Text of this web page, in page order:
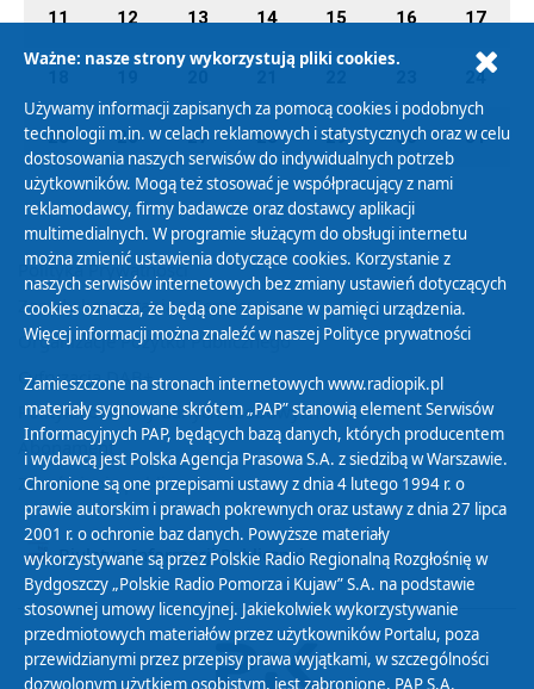
11 12 13 14 15 16 17
24
25 26 27 28 29 30 31
Polityka Prywatności
Zasady korzystania z Serwisu
Organizacje Pożytku Publicznego
Cyfryzacja DAB+
Polityka ochrony danych osobowych
Abonament
Zamówienia publiczne
Biuletyn Informacji Publicznej
Ważne: nasze strony wykorzystują pliki cookies.
Używamy informacji zapisanych za pomocą cookies i podobnych
technologii m.in. w celach reklamowych i statystycznych oraz w celu
dostosowania naszych serwisów do indywidualnych potrzeb
użytkowników. Mogą też stosować je współpracujący z nami
reklamodawcy, firmy badawcze oraz dostawcy aplikacji
multimedialnych. W programie służącym do obsługi internetu
można zmienić ustawienia dotyczące cookies. Korzystanie z
naszych serwisów internetowych bez zmiany ustawień dotyczących
cookies oznacza, że będą one zapisane w pamięci urządzenia.
Więcej informacji można znaleźć w naszej Polityce prywatności
Zamieszczone na stronach internetowych www.radiopik.pl
materiały sygnowane skrótem „PAP” stanowią element Serwisów
Informacyjnych PAP, będących bazą danych, których producentem
i wydawcą jest Polska Agencja Prasowa S.A. z siedzibą w Warszawie.
Chronione są one przepisami ustawy z dnia 4 lutego 1994 r. o
prawie autorskim i prawach pokrewnych oraz ustawy z dnia 27 lipca
2001 r. o ochronie baz danych. Powyższe materiały
wykorzystywane są przez Polskie Radio Regionalną Rozgłośnię w
Bydgoszczy „Polskie Radio Pomorza i Kujaw” S.A. na podstawie
stosownej umowy licencyjnej. Jakiekolwiek wykorzystywanie
przedmiotowych materiałów przez użytkowników Portalu, poza
przewidzianymi przez przepisy prawa wyjątkami, w szczególności
dozwolonym użytkiem osobistym, jest zabronione. PAP S.A.